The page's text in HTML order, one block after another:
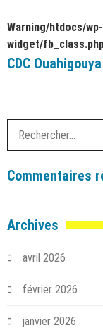
Warning/htdocs/
widget/
CDC Ouahigouya
Commentaires
Archives
avril 2026
février 2026
janvier 2026